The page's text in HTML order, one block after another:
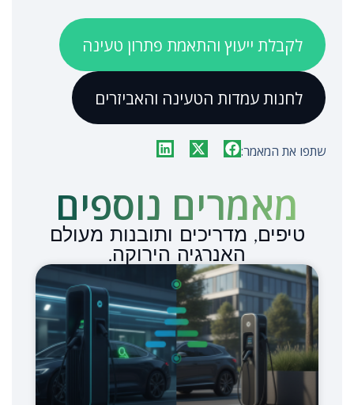
לקבלת ייעוץ והתאמת פתרון טעינה
לחנות עמדות הטעינה והאביזרים
שתפו את המאמר:
מאמרים נוספים​
טיפים, מדריכים ותובנות מעולם
האנרגיה הירוקה.